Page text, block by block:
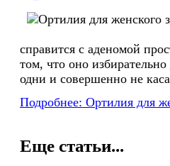
справится с аденомой
том, что оно
одни и совершенно не
Подробнее: Ортилия для
Еще статьи...